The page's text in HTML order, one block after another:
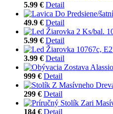
5.99 € Detail
49.9 € Detail
5.99 € Detail
3.99 € Detail
999 € Detail
299 € Detail
184 € Detail